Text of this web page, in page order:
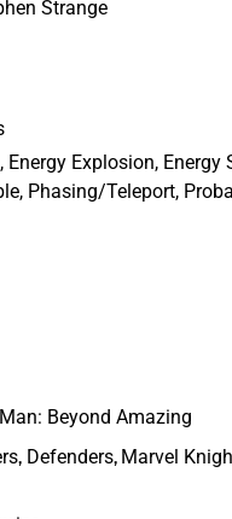
Strange
Energy Explosion,
Phasing/Teleport,
Beyond Amazing
, Defenders, Marvel